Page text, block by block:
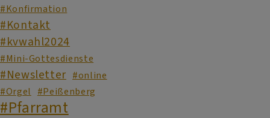
#Konfirmation
#Kontakt
#kvwahl2024
#Mini-Gottesdienste
#Newsletter #online
#Orgel
#Peißenberg
#Pfarramt